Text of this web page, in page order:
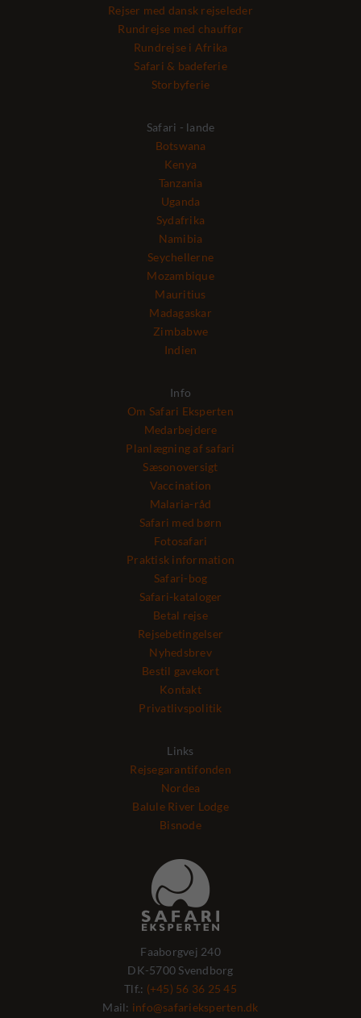
Rejser med dansk rejseleder
Rundrejse med chauffør
Rundrejse i Afrika
Safari & badeferie
Storbyferie
Safari - lande
Botswana
Kenya
Tanzania
Uganda
Sydafrika
Namibia
Seychellerne
Mozambique
Mauritius
Madagaskar
Zimbabwe
Indien
Info
Om Safari Eksperten
Medarbejdere
Planlægning af safari
Sæsonoversigt
Vaccination
Malaria-råd
Safari med børn
Fotosafari
Praktisk information
Safari-bog
Safari-kataloger
Betal rejse
Rejsebetingelser
Nyhedsbrev
Bestil gavekort
Kontakt
Privatlivspolitik
Links
Rejsegarantifonden
Nordea
Balule River Lodge
Bisnode
Faaborgvej 240
DK-5700 Svendborg
Tlf.: (+45) 56 36 25 45
Mail: info@safarieksperten.dk